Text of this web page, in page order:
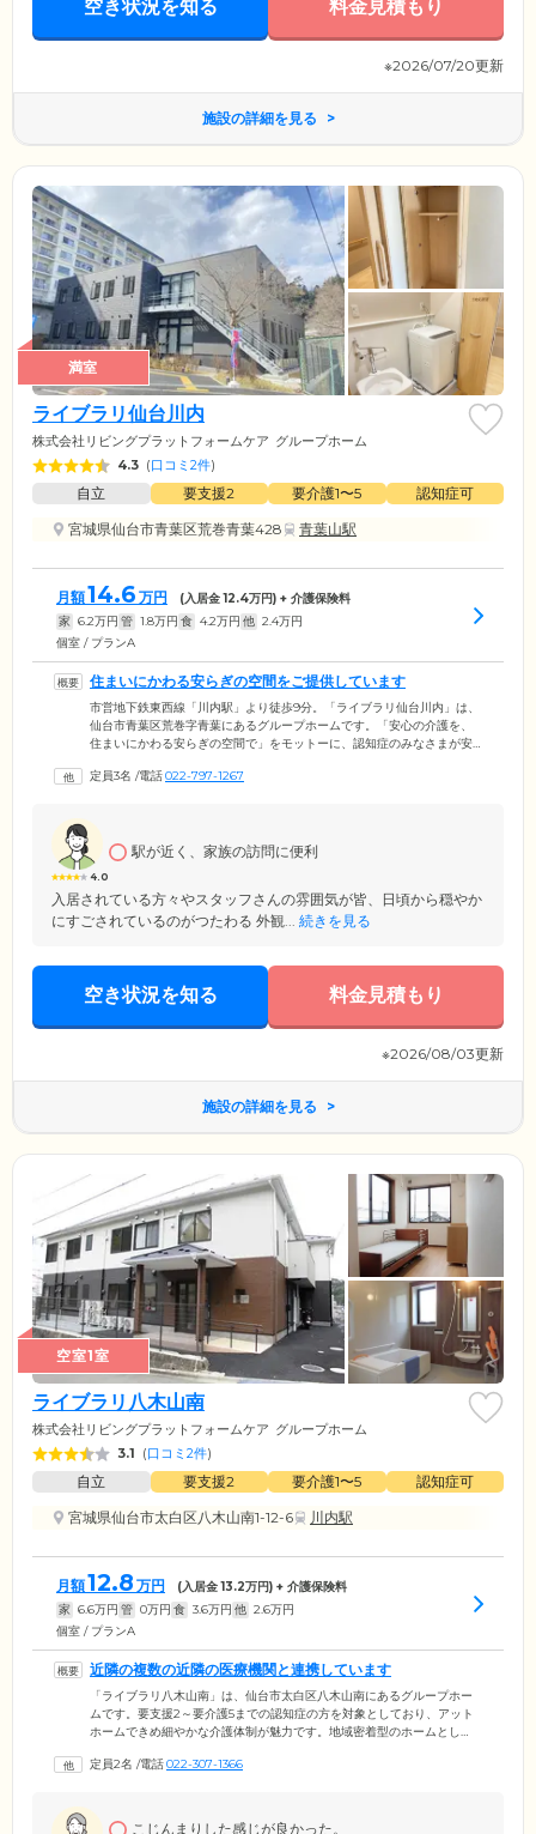
空き状況を知る 料金見積もり
※2026/07/20更新
施設の詳細を見る
満室
ライブラリ仙台川内
株式会社リビングプラットフォームケア グループホーム
4.3 (口コミ2件)
自立 要支援2 要介護1〜5
認知症可
宮城県仙台市青葉区荒巻青葉428
青葉山駅
月額14.6 万円 (入居金12.4万円) + 介護保険料
家 6.2万円 管 1.8万円 食 4.2万円 他 2.4万円
個室 / プランA
住まいにかわる安らぎの空間をご提供しています
市営地下鉄東西線「川内駅」より徒歩9分。「ライブラリ仙台川内」は、
仙台市青葉区荒巻字青葉にあるグループホームです。「安心の介護を、
住まいにかわる安らぎの空間で」をモットーに、認知症のみなさまが安
るよう、全27室あるお部屋はすべて個室でご用意しています。また、各
定員3名 /電話022-797-1267
4.0
駅が近く、家族の訪問に便利
入居されている方々やスタッフさんの雰囲気が皆、日頃から穏やか
にすごされているのがつたわる 外観... 続きを見る
空き状況を知る 料金見積もり
※2026/08/03更新
施設の詳細を見る
空室1室
ライブラリ八木山南
株式会社リビングプラットフォームケア グループホーム
3.1 (口コミ2件)
自立 要支援2 要介護1〜5
認知症可
宮城県仙台市太白区八木山南1-12-6
川内駅
月額12.8 万円 (入居金13.2万円) + 介護保険料
家 6.6万円 管 0万円 食 3.6万円 他 2.6万円
個室 / プランA
近隣の複数の近隣の医療機関と連携しています
「ライブラリ八木山南」は、仙台市太白区八木山南にあるグループホー
ムです。要支援2～要介護5までの認知症の方を対象としており、アット
ホームできめ細やかな介護体制が魅力です。地域密着型のホームとし
では、認知症症状に対する適切なケアを行えるよう、近隣の医療機関
訪問歯科、看護師の訪問を受けながらお過ごしいただけます。
定員2名 /電話022-307-1366
こじんまりした感じが良かった。